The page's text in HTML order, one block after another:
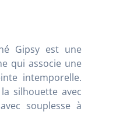
Gipsy est une
qui associe une
intemporelle.
silhouette avec
souplesse à